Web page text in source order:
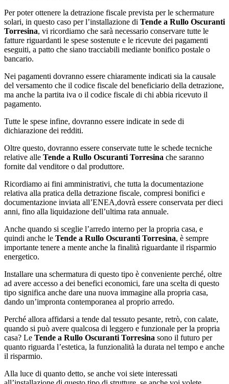
Per poter ottenere la detrazione fiscale prevista per le schermature
solari, in questo caso per l’installazione di Tende a Rullo Oscuranti
Torresina, vi ricordiamo che sarà necessario conservare tutte le
fatture riguardanti le spese sostenute e le ricevute dei pagamenti
eseguiti, a patto che siano tracciabili mediante bonifico postale o
bancario.
Nei pagamenti dovranno essere chiaramente indicati sia la causale
del versamento che il codice fiscale del beneficiario della detrazione,
ma anche la partita iva o il codice fiscale di chi abbia ricevuto il
pagamento.
Tutte le spese infine, dovranno essere indicate in sede di
dichiarazione dei redditi.
Oltre questo, dovranno essere conservate tutte le schede tecniche
relative alle Tende a Rullo Oscuranti Torresina che saranno
fornite dal venditore o dal produttore.
Ricordiamo ai fini amministrativi, che tutta la documentazione
relativa alla pratica della detrazione fiscale, compresi bonifici e
documentazione inviata all’ENEA,dovrà essere conservata per dieci
anni, fino alla liquidazione dell’ultima rata annuale.
Anche quando si sceglie l’arredo interno per la propria casa, e
quindi anche le Tende a Rullo Oscuranti Torresina, è sempre
importante tenere a mente anche la finalità riguardante il risparmio
energetico.
Installare una schermatura di questo tipo è conveniente perché, oltre
ad avere accesso a dei benefici economici, fare una scelta di questo
tipo significa anche dare una nuova immagine alla propria casa,
dando un’impronta contemporanea al proprio arredo.
Perché allora affidarsi a tende dal tessuto pesante, retrò, con calate,
quando si può avere qualcosa di leggero e funzionale per la propria
casa? Le Tende a Rullo Oscuranti Torresina sono il futuro per
quanto riguarda l’estetica, la funzionalità la durata nel tempo e anche
il risparmio.
Alla luce di quanto detto, se anche voi siete interessati